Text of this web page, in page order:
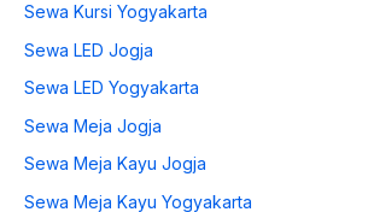
Sewa Kursi Yogyakarta
Sewa LED Jogja
Sewa LED Yogyakarta
Sewa Meja Jogja
Sewa Meja Kayu Jogja
Sewa Meja Kayu Yogyakarta